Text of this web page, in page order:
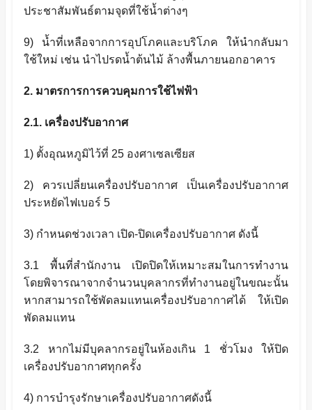
ประชาสัมพันธ์ตามจุดที่ใช้น้ำต่างๆ
9) น้ำที่เหลือจากการอุปโภคและบริโภค ให้นำกลับมา
ใช้ใหม่ เช่น นำไปรดน้ำต้นไม้ ล้างพื้นภายนอกอาคาร
2. มาตรการการควบคุมการใช้ไฟฟ้า
2.1. เครื่องปรับอากาศ
1) ตั้งอุณหภูมิไว้ที่ 25 องศาเซลเซียส
2) ควรเปลี่ยนเครื่องปรับอากาศ เป็นเครื่องปรับอากาศ
ประหยัดไฟเบอร์ 5
3) กำหนดช่วงเวลา เปิด-ปิดเครื่องปรับอากาศ ดังนี้
3.1 พื้นที่สำนักงาน เปิดปิดให้เหมาะสมในการทำงาน
โดยพิจารณาจากจำนวนบุคลากรที่ทำงานอยู่ในขณะนั้น
หากสามารถใช้พัดลมแทนเครื่องปรับอากาศได้ ให้เปิด
พัดลมแทน
3.2 หากไม่มีบุคลากรอยู่ในห้องเกิน 1 ชั่วโมง ให้ปิด
เครื่องปรับอากาศทุกครั้ง
4) การบำรุงรักษาเครื่องปรับอากาศดังนี้